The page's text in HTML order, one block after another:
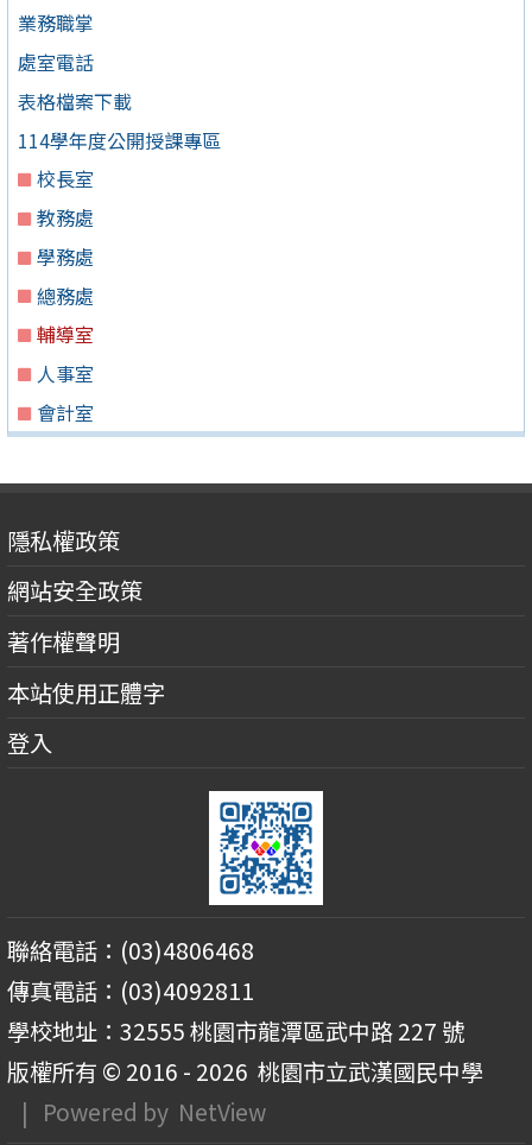
業務職掌
處室電話
表格檔案下載
114學年度公開授課專區
校長室
教務處
學務處
總務處
輔導室
人事室
會計室
隱私權政策
網站安全政策
著作權聲明
本站使用正體字
登入
聯絡電話：(03)4806468
傳真電話：(03)4092811
學校地址：32555 桃園市龍潭區武中路 227 號
版權所有 © 2016 - 2026 桃園市立武漢國民中學
| Powered by NetView